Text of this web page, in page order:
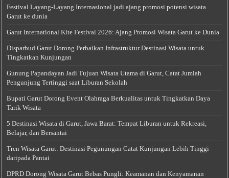
Festival Layang-Layang Internasional jadi ajang promosi potensi wisata
Garut ke dunia
Garut International Kite Festival 2026: Ajang Promosi Wisata Garut ke Dunia
Disparbud Garut Dorong Perbaikan Infrastruktur Destinasi Wisata untuk
Tingkatkan Kunjungan
Gunung Papandayan Jadi Tujuan Wisata Utama di Garut, Catat Jumlah
Pengunjung Tertinggi saat Liburan Sekolah
Bupati Garut Dorong Event Olahraga Berkualitas untuk Tingkatkan Daya
Tarik Wisata
5 Destinasi Wisata di Garut, Jawa Barat: Tempat Liburan untuk Rekreasi,
Belajar, dan Bersantai
Tren Wisata Garut: Destinasi Pegunungan Catat Kunjungan Lebih Tinggi
daripada Pantai
DPRD Dorong Wisata Garut Bebas Pungli: Keamanan dan Kenyamanan